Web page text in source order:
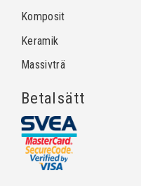
Komposit
Keramik
Massivträ
Betalsätt